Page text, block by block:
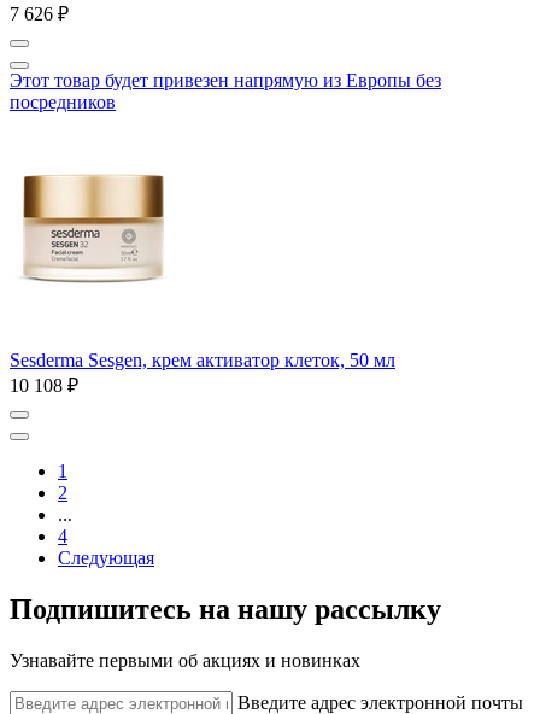
7 626 ₽
Этот товар будет привезен напрямую из Европы без
посредников
Sesderma Sesgen, крем активатор клеток, 50 мл
10 108 ₽
1
2
...
4
Следующая
Подпишитесь на нашу рассылку
Узнавайте первыми об акциях и новинках
Введите адрес электронной почты